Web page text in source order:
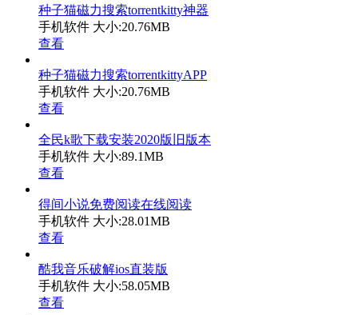
种子猫磁力搜索torrentkitty神器
手机软件 大小:20.76MB
查看
种子猫磁力搜索torrentkittyAPP
手机软件 大小:20.76MB
查看
全民k歌下载安装2020版旧版本
手机软件 大小:89.1MB
查看
得间小说免费阅读在线阅读
手机软件 大小:28.01MB
查看
酷我音乐破解ios直装版
手机软件 大小:58.05MB
查看